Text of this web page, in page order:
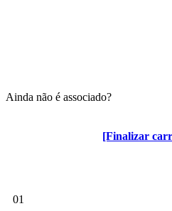
[Finalizar
Ainda não é associado?
Algumas vantagens
01